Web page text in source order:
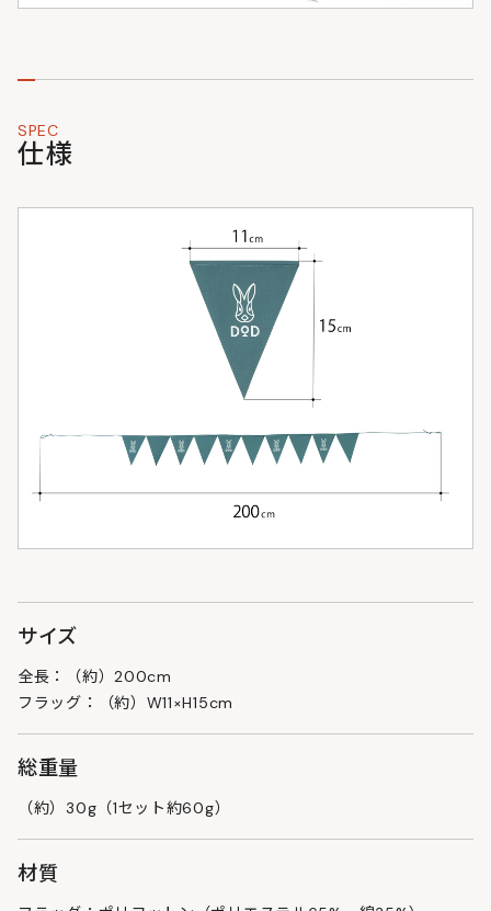
SPEC
仕様
サイズ
全長：（約）200cm
フラッグ：（約）W11×H15cm
総重量
（約）30g（1セット約60g）
材質